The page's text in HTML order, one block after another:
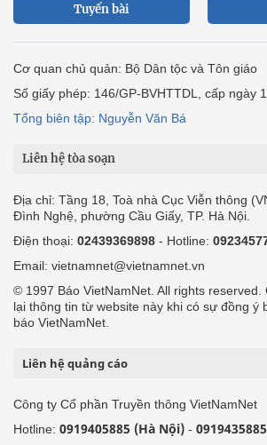
Tuyến bài
Cơ quan chủ quản: Bộ Dân tộc và Tôn giáo
Số giấy phép: 146/GP-BVHTTDL, cấp ngày
Tổng biên tập: Nguyễn Văn Bá
Liên hệ tòa soạn
Địa chỉ: Tầng 18, Toà nhà Cục Viễn thông
Đình Nghệ, phường Cầu Giấy, TP. Hà Nội.
Điện thoại: 02439369898 - Hotline:
Email: vietnamnet@vietnamnet.vn
© 1997 Báo VietNamNet. All rights
lại thông tin từ website này khi có sự đồng ý
báo VietNamNet.
Liên hệ quảng cáo
Công ty Cổ phần Truyền thông VietNamNet
Hotline: 0919405885 (Hà Nội) -